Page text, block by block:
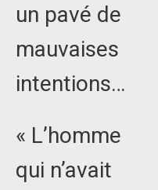
un pavé de
mauvaises
intentions…
« L’homme
qui n’avait